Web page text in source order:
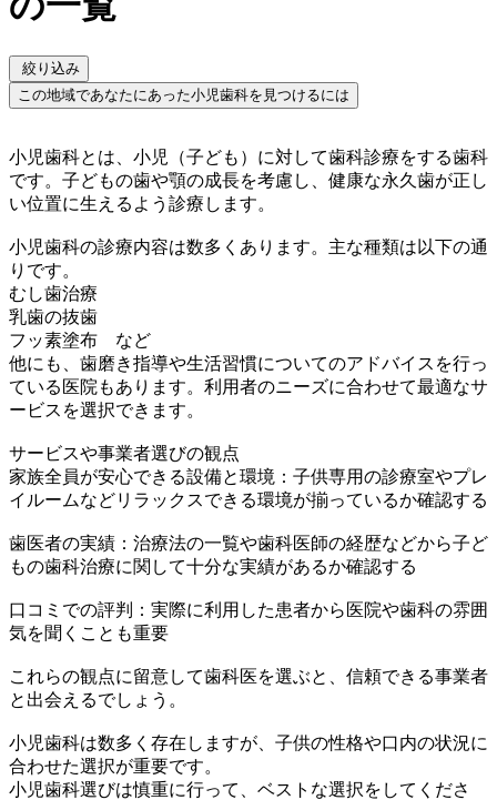
絞り込み
この地域であなたにあった小児歯科を見つけるには
小児歯科とは、小児（子ども）に対して歯科診療をする歯科
です。子どもの歯や顎の成長を考慮し、健康な永久歯が正し
い位置に生えるよう診療します。
小児歯科の診療内容は数多くあります。主な種類は以下の通
りです。
むし歯治療
乳歯の抜歯
フッ素塗布 など
他にも、歯磨き指導や生活習慣についてのアドバイスを行っ
ている医院もあります。利用者のニーズに合わせて最適なサ
ービスを選択できます。
サービスや事業者選びの観点
家族全員が安心できる設備と環境：子供専用の診療室やプレ
イルームなどリラックスできる環境が揃っているか確認する
歯医者の実績：治療法の一覧や歯科医師の経歴などから子ど
もの歯科治療に関して十分な実績があるか確認する
口コミでの評判：実際に利用した患者から医院や歯科の雰囲
気を聞くことも重要
これらの観点に留意して歯科医を選ぶと、信頼できる事業者
と出会えるでしょう。
小児歯科は数多く存在しますが、子供の性格や口内の状況に
合わせた選択が重要です。
小児歯科選びは慎重に行って、ベストな選択をしてくださ